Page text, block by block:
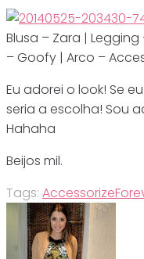
Blusa – Zara | Legging
– Goofy | Arco –
Eu adorei o look! Se
seria a escolha! Sou
Hahaha
Beijos mil.
Tags: Accessorize